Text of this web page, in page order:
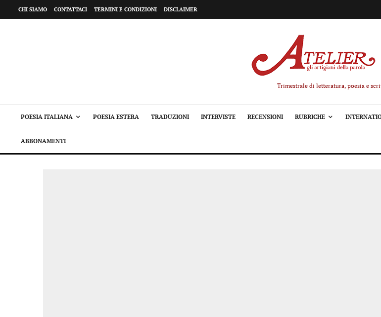
CHI SIAMO CONTATTACI TERMINI E CONDIZIONI DISCLAIMER
Trimestrale di letteratura, poesia e
POESIA ITALIANA POESIA ESTERA TRADUZIONI INTERVISTE RECENSIONI RUBRICHE
ABBONAMENTI